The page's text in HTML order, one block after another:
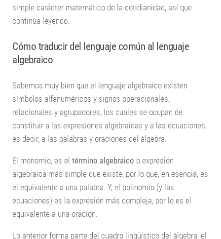
simple carácter matemático de la cotidianidad, así que
continúa leyendo.
Cómo traducir del lenguaje común al lenguaje
algebraico
Sabemos muy bien que el lenguaje algebraico existen
símbolos alfanuméricos y signos operacionales,
relacionales y agrupadores, los cuales se ocupan de
constituir a las expresiones algebraicas y a las ecuaciones,
es decir, a las palabras y oraciones del álgebra.
El monomio, es el término algebraico o expresión
algebraica más simple que existe, por lo que, en esencia, es
el equivalente a una palabra. Y, el polinomio (y las
ecuaciones) es la expresión más compleja, por lo es el
equivalente a una oración.
Lo anterior forma parte del cuadro lingüístico del álgebra, el